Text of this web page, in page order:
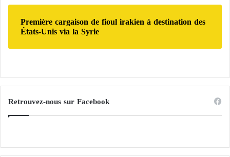
Première cargaison de fioul irakien à destination des
États-Unis via la Syrie
Retrouvez-nous sur Facebook